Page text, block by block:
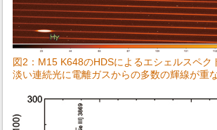
図2：M15 K648のHDSによるエシェルスペク
淡い連続光に電離ガスからの多数の輝線が重な